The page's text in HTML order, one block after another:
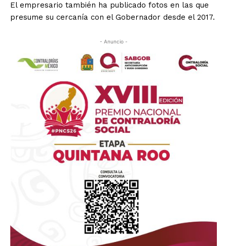
El empresario también ha publicado fotos en las que
presume su cercanía con el Gobernador desde el 2017.
- Anuncio -